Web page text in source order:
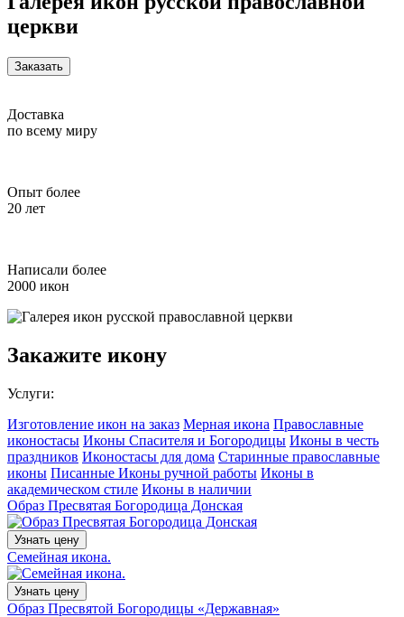
церкви
Заказать
Доставка
по всему миру
Опыт более
20 лет
Написали более
2000 икон
Закажите икону
Услуги:
Изготовление икон на заказ Мерная икона Православные
иконостасы Иконы Спасителя и Богородицы Иконы в честь
праздников Иконостасы для дома Старинные православные
иконы Писанные Иконы ручной работы Иконы в
академическом стиле Иконы в наличии
Образ Пресвятая Богородица Донская
Узнать цену
Семейная икона.
Узнать цену
Образ Пресвятой Богородицы «Державная»